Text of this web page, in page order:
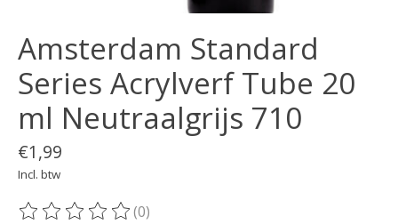
Amsterdam Standard
Series Acrylverf Tube 20
ml Neutraalgrijs 710
€1,99
Incl. btw
(0)